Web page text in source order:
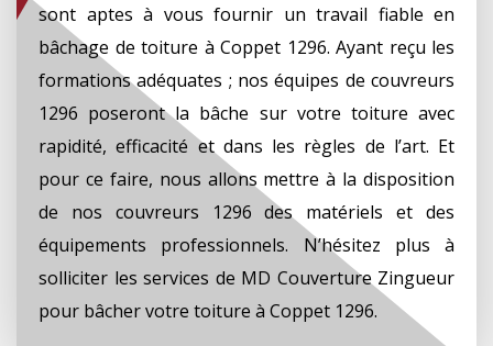
sont aptes à vous fournir un travail fiable en
bâchage de toiture à Coppet 1296. Ayant reçu les
formations adéquates ; nos équipes de couvreurs
1296 poseront la bâche sur votre toiture avec
rapidité, efficacité et dans les règles de l’art. Et
pour ce faire, nous allons mettre à la disposition
de nos couvreurs 1296 des matériels et des
équipements professionnels. N’hésitez plus à
solliciter les services de MD Couverture Zingueur
pour bâcher votre toiture à Coppet 1296.